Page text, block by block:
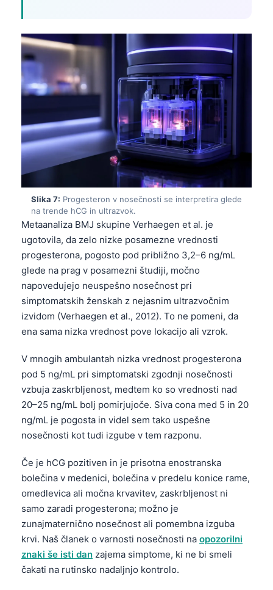
Slika 7: Progesteron v nosečnosti se interpretira glede
na trende hCG in ultrazvok.
Metaanaliza BMJ skupine Verhaegen et al. je
ugotovila, da zelo nizke posamezne vrednosti
progesterona, pogosto pod približno 3,2–6 ng/mL
glede na prag v posamezni študiji, močno
napovedujejo neuspešno nosečnost pri
simptomatskih ženskah z nejasnim ultrazvočnim
izvidom (Verhaegen et al., 2012). To ne pomeni, da
ena sama nizka vrednost pove lokacijo ali vzrok.
V mnogih ambulantah nizka vrednost progesterona
pod 5 ng/mL pri simptomatski zgodnji nosečnosti
vzbuja zaskrbljenost, medtem ko so vrednosti nad
20–25 ng/mL bolj pomirjujoče. Siva cona med 5 in 20
ng/mL je pogosta in videl sem tako uspešne
nosečnosti kot tudi izgube v tem razponu.
Če je hCG pozitiven in je prisotna enostranska
bolečina v medenici, bolečina v predelu konice rame,
omedlevica ali močna krvavitev, zaskrbljenost ni
samo zaradi progesterona; možno je
zunajmaternično nosečnost ali pomembna izguba
krvi. Naš članek o varnosti nosečnosti na opozorilni
znaki še isti dan zajema simptome, ki ne bi smeli
čakati na rutinsko nadaljnjo kontrolo.
Eesti
日本語
Čeština
ქართული
Русский
Lietuvių kalba
한국어
Magyar
Shqip
বাংলা
मराठी
తెలుగు
தமிழ்
ಕನ್ನಡ
മലയാളം
Bahasa Melayu
Tagalog
ไทย
ဗမာစာ
Kiswahili
Українська